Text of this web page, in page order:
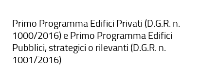
Primo Programma Edifici Privati (D.G.R. n.
1000/2016) e Primo Programma Edifici
Pubblici, strategici o rilevanti (D.G.R. n.
1001/2016)